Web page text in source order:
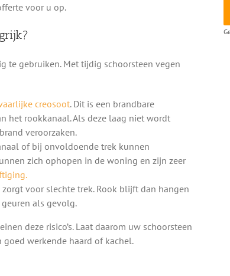
voor u op.
te gebruiken. Met tijdig schoorsteen vegen
creosoot. Dit is een brandbare
het rookkanaal. Als deze laag niet wordt
veroorzaken.
of bij onvoldoende trek kunnen
zich ophopen in de woning en zijn zeer
voor slechte trek. Rook blijft dan hangen
als gevolg.
deze risico’s. Laat daarom uw schoorsteen
werkende haard of kachel.